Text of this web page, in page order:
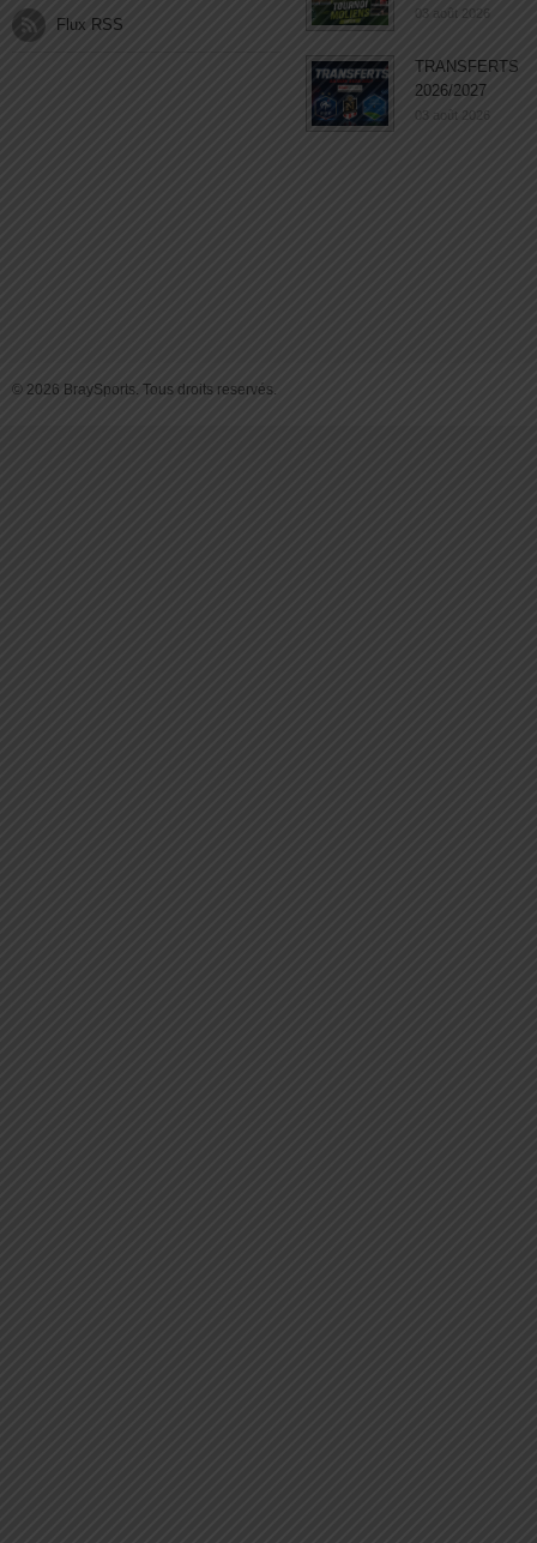
Flux RSS
03 août 2026
TRANSFERTS
2026/2027
03 août 2026
© 2026 BraySports. Tous droits reservés.